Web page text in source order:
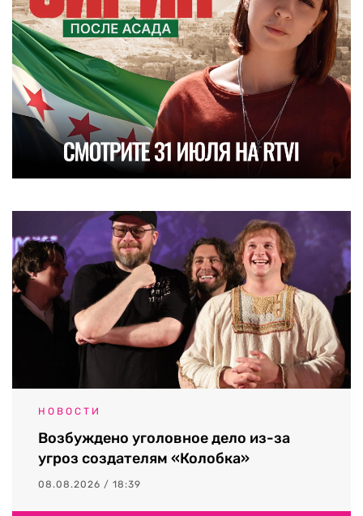
НОВОСТИ
Возбуждено уголовное дело из-за
угроз создателям «Колобка»
08.08.2026 / 18:39